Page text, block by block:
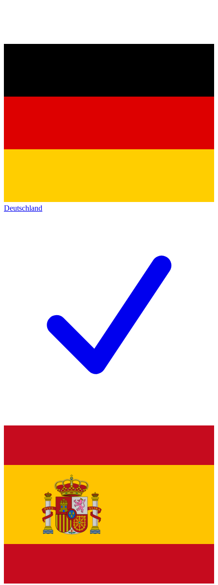
Deutschland